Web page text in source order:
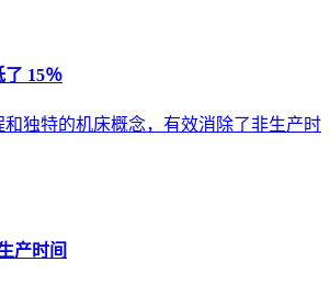
15％
独特的机床概念，有效消除了非生产时
产时间